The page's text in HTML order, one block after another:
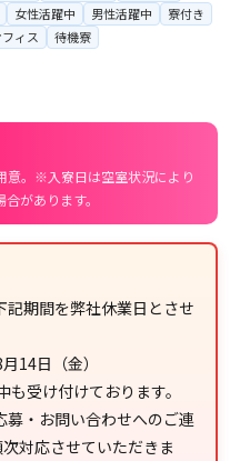
女性活躍中 男性活躍中
寮付き
ィス 待機寮
意。※入寮日は空室状況により
があります。
期間を弊社休業日とさせ
14日（金）
受け付けております。
募・お問い合わせへのご連
対応させていただきま